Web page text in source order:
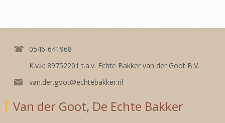
0546-641968
K.v.k: 89752201 t.a.v. Echte Bakker van der Goot B.V.
van.der.goot@echtebakker.nl
Van der Goot, De Echte Bakker